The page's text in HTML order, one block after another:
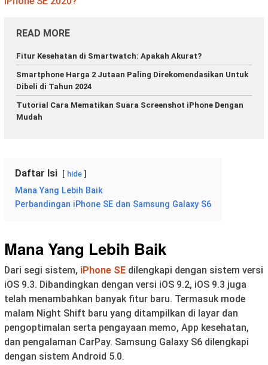
READ MORE
Fitur Kesehatan di Smartwatch: Apakah Akurat?
Smartphone Harga 2 Jutaan Paling Direkomendasikan Untuk
Dibeli di Tahun 2024
Tutorial Cara Mematikan Suara Screenshot iPhone Dengan
Mudah
Daftar Isi hide
Mana Yang Lebih Baik
Perbandingan iPhone SE dan Samsung Galaxy S6
Mana Yang Lebih Baik
Dari segi sistem, iPhone SE dilengkapi dengan sistem versi
iOS 9.3. Dibandingkan dengan versi iOS 9.2, iOS 9.3 juga
telah menambahkan banyak fitur baru. Termasuk mode
malam Night Shift baru yang ditampilkan di layar dan
pengoptimalan serta pengayaan memo, App kesehatan,
dan pengalaman CarPay. Samsung Galaxy S6 dilengkapi
dengan sistem Android 5.0.